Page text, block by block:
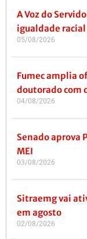
A Voz do
igualdade
05/08/2026
Fumec amplia
doutorado com
04/08/2026
Senado aprova
MEI
03/08/2026
Sitraemg vai
em agosto
02/08/2026